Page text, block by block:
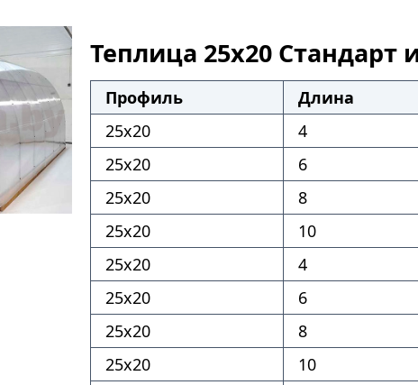
Теплица 25х20 Стандарт
Профиль Длина
25х20
4
25х20
6
25х20
8
25х20
10
25х20
4
25х20
6
25х20
8
25х20
10